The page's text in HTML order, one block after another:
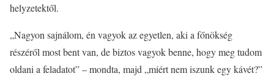
helyzetektől.
„Nagyon sajnálom, én vagyok az egyetlen, aki a főnökség
részéről most bent van, de biztos vagyok benne, hogy meg tudom
oldani a feladatot” – mondta, majd „miért nem iszunk egy kávét?”